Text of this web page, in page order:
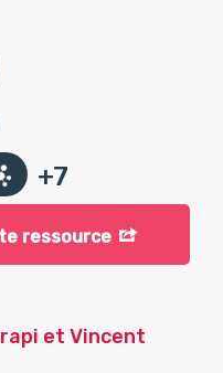
+7
ressource
et Vincent